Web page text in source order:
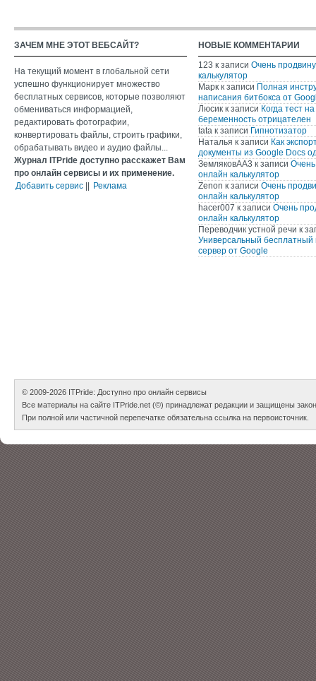
ЗАЧЕМ МНЕ ЭТОТ ВЕБСАЙТ?
На текущий момент в глобальной сети
успешно функционирует множество
бесплатных сервисов, которые позволяют
обмениваться информацией,
редактировать фотографии,
конвертировать файлы, строить графики,
обрабатывать видео и аудио файлы...
Журнал ITPride доступно расскажет Вам
про онлайн сервисы и их применение.
Добавить сервис
Реклама
НОВЫЕ КОММЕНТАРИИ
123 к записи Очень
калькулятор
Марк к записи Полная
написания битбокса от
Люсик к записи Когда тест на
беременность отрицателен
tata к записи Гипнотизатор
Наталья к записи Как
документы из Google Docs
ЗемляковАА3 к записи
онлайн калькулятор
Zenon к записи Очень
онлайн калькулятор
hacer007 к записи Очень
онлайн калькулятор
Переводчик устной речи к
Универсальный бесплатный
сервер от Google
© 2009-2026 ITPride: Доступно про онлайн сервисы
Все материалы на сайте ITPride.net (©) принадлежат редакции и защищены
При полной или частичной перепечатке обязательна ссылка на первоисточник.